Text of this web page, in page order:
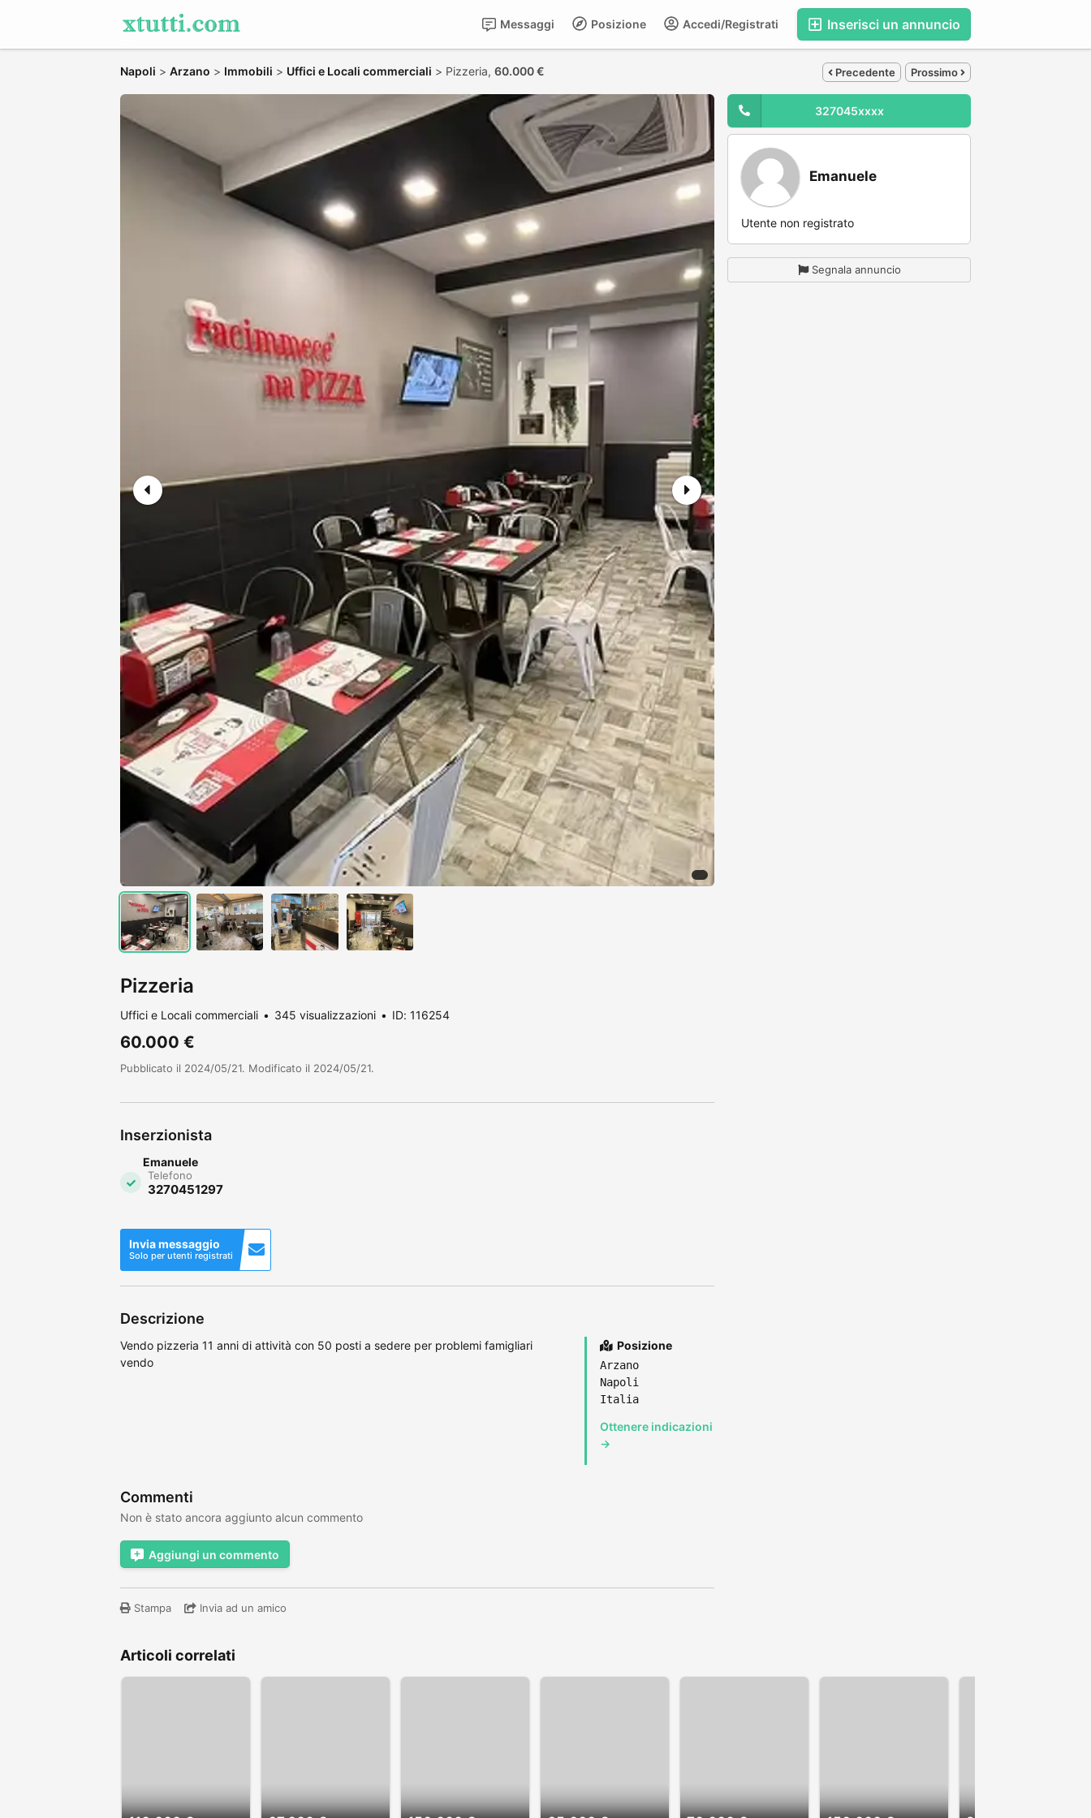
Inserisci un annuncio
Accedi/Registrati
Posizione
Messaggi
Napoli > Arzano > Immobili > Uffici e Locali commerciali > Pizzeria, 60.000 € Precedente Prossimo
Pizzeria
Uffici e Locali commerciali 345 visualizzazioni ID: 116254
60.000 €
Pubblicato il 2024/05/21. Modificato il 2024/05/21.
Inserzionista
Emanuele
Telefono
3270451297
Invia messaggio
Solo per utenti registrati
Descrizione
Vendo pizzeria 11 anni di attività con 50 posti a sedere per problemi famigliari
vendo
Posizione
Arzano
Napoli
Italia
Ottenere indicazioni
→
Commenti
Non è stato ancora aggiunto alcun commento
Aggiungi un commento
Stampa Invia ad un amico
327045xxxx
Emanuele
Utente non registrato
Segnala annuncio
Articoli correlati